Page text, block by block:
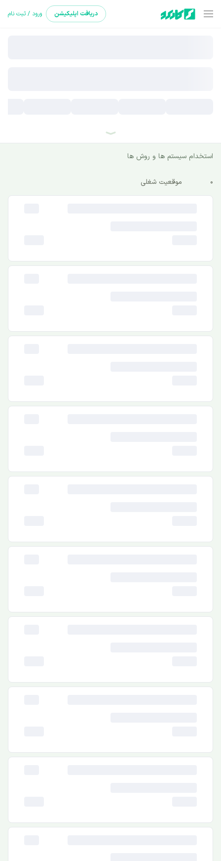
دریافت اپلیکیشن ورود / ثبت نام
استخدام سیستم ها و روش ها
0 موقعیت شغلی